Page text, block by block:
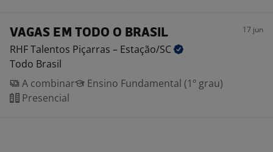
VAGAS EM TODO O BRASIL 17 jun
RHF Talentos Piçarras – Estação/SC
Todo Brasil
A combinar
Ensino Fundamental (1º grau)
Presencial